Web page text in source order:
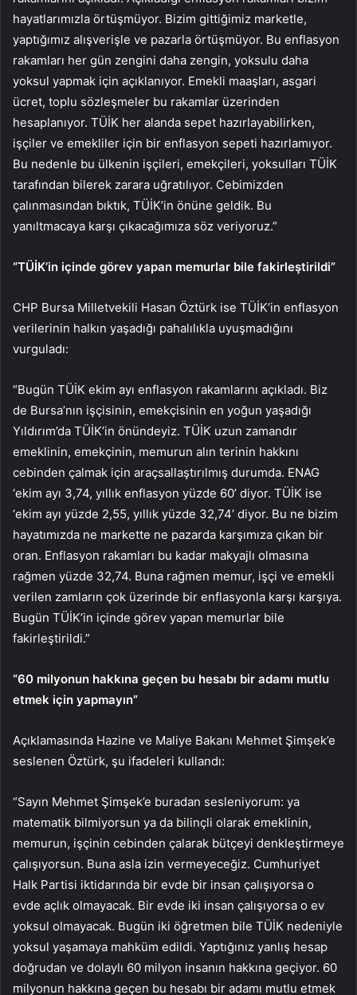
hayatlarımızla örtüşmüyor. Bizim gittiğimiz marketle,
yaptığımız alışverişle ve pazarla örtüşmüyor. Bu enflasyon
rakamları her gün zengini daha zengin, yoksulu daha
yoksul yapmak için açıklanıyor. Emekli maaşları, asgari
ücret, toplu sözleşmeler bu rakamlar üzerinden
hesaplanıyor. TÜİK her alanda sepet hazırlayabilirken,
işçiler ve emekliler için bir enflasyon sepeti hazırlamıyor.
Bu nedenle bu ülkenin işçileri, emekçileri, yoksulları TÜİK
tarafından bilerek zarara uğratılıyor. Cebimizden
çalınmasından bıktık, TÜİK’in önüne geldik. Bu
yanıltmacaya karşı çıkacağımıza söz veriyoruz.”
“TÜİK’in içinde görev yapan memurlar bile fakirleştirildi”
CHP Bursa Milletvekili Hasan Öztürk ise TÜİK’in enflasyon
verilerinin halkın yaşadığı pahalılıkla uyuşmadığını
vurguladı:
“Bugün TÜİK ekim ayı enflasyon rakamlarını açıkladı. Biz
de Bursa’nın işçisinin, emekçisinin en yoğun yaşadığı
Yıldırım’da TÜİK’in önündeyiz. TÜİK uzun zamandır
emeklinin, emekçinin, memurun alın terinin hakkını
cebinden çalmak için araçsallaştırılmış durumda. ENAG
‘ekim ayı 3,74, yıllık enflasyon yüzde 60’ diyor. TÜİK ise
‘ekim ayı yüzde 2,55, yıllık yüzde 32,74’ diyor. Bu ne bizim
hayatımızda ne markette ne pazarda karşımıza çıkan bir
oran. Enflasyon rakamları bu kadar makyajlı olmasına
rağmen yüzde 32,74. Buna rağmen memur, işçi ve emekli
verilen zamların çok üzerinde bir enflasyonla karşı karşıya.
Bugün TÜİK’in içinde görev yapan memurlar bile
fakirleştirildi.”
“60 milyonun hakkına geçen bu hesabı bir adamı mutlu
etmek için yapmayın”
Açıklamasında Hazine ve Maliye Bakanı Mehmet Şimşek’e
seslenen Öztürk, şu ifadeleri kullandı:
“Sayın Mehmet Şimşek’e buradan sesleniyorum: ya
matematik bilmiyorsun ya da bilinçli olarak emeklinin,
memurun, işçinin cebinden çalarak bütçeyi denkleştirmeye
çalışıyorsun. Buna asla izin vermeyeceğiz. Cumhuriyet
Halk Partisi iktidarında bir evde bir insan çalışıyorsa o
evde açlık olmayacak. Bir evde iki insan çalışıyorsa o ev
yoksul olmayacak. Bugün iki öğretmen bile TÜİK nedeniyle
yoksul yaşamaya mahküm edildi. Yaptığınız yanlış hesap
doğrudan ve dolaylı 60 milyon insanın hakkına geçiyor. 60
milyonun hakkına geçen bu hesabı bir adamı mutlu etmek